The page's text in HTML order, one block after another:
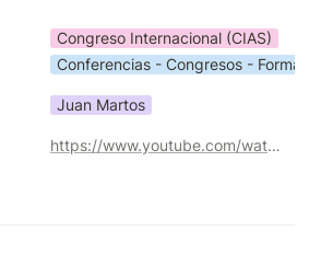
Congreso Internacional (CIAS)
Conferencias - Congresos -
Juan Martos
https://www.youtube.com/watch?v=vryaNf-50BA